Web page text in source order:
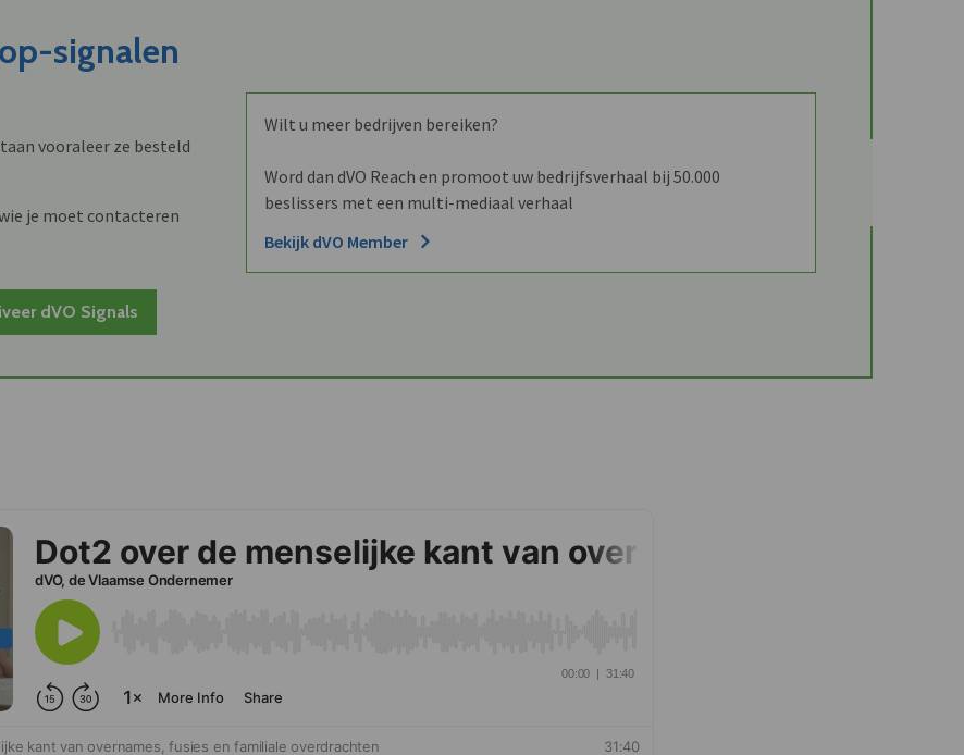
signalen
vooraleer ze besteld
je moet contacteren
dVO Signals
Wilt u meer bedrijven bereiken?
Word dan dVO Reach en promoot uw bedrijfsverhaal bij 50.000
beslissers met een multi-mediaal verhaal
Bekijk dVO Member